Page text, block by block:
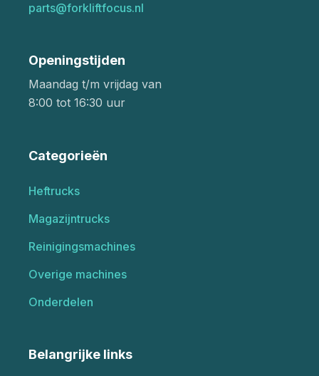
parts@forkliftfocus.nl
Openingstijden
Maandag t/m vrijdag van
8:00 tot 16:30 uur
Categorieën
Heftrucks
Magazijntrucks
Reinigingsmachines
Overige machines
Onderdelen
Belangrijke links